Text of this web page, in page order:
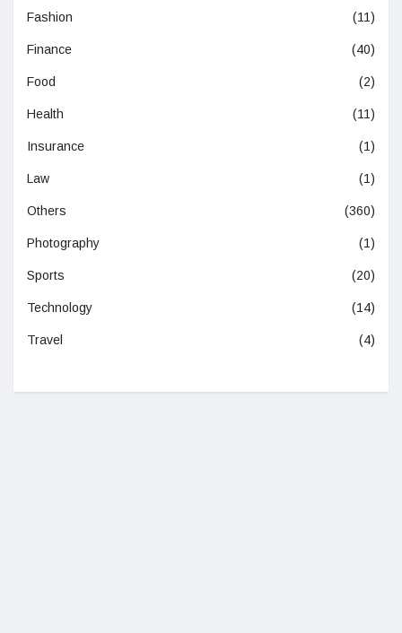
Fashion (11)
Finance (40)
Food (2)
Health (11)
Insurance (1)
Law (1)
Others (360)
Photography (1)
Sports (20)
Technology (14)
Travel (4)